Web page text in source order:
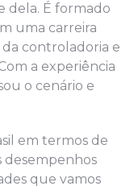
dela. É formado
uma carreira
controladoria e
a experiência
o cenário e
em termos de
desempenhos
que vamos